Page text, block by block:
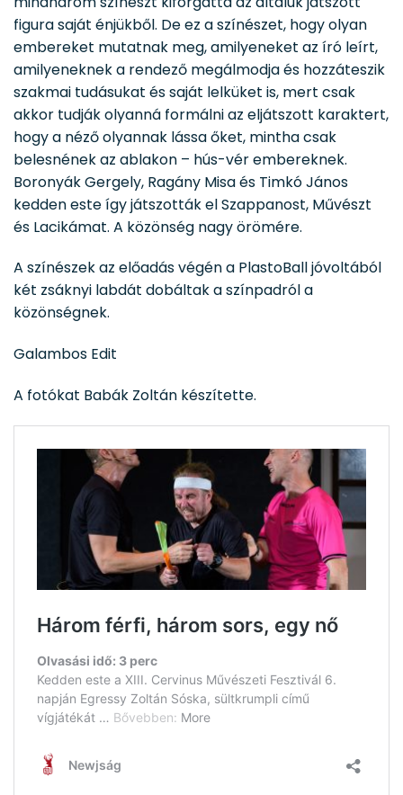
figura saját énjükből. De ez a színészet, hogy olyan
embereket mutatnak meg, amilyeneket az író leírt,
amilyeneknek a rendező megálmodja és hozzáteszik
szakmai tudásukat és saját lelküket is, mert csak
akkor tudják olyanná formálni az eljátszott karaktert,
hogy a néző olyannak lássa őket, mintha csak
belesnének az ablakon – hús-vér embereknek.
Boronyák Gergely, Ragány Misa és Timkó János
kedden este így játszották el Szappanost, Művészt
és Lacikámat. A közönség nagy örömére.
A színészek az előadás végén a PlastoBall jóvoltából
két zsáknyi labdát dobáltak a színpadról a
közönségnek.
Galambos Edit
A fotókat Babák Zoltán készítette.